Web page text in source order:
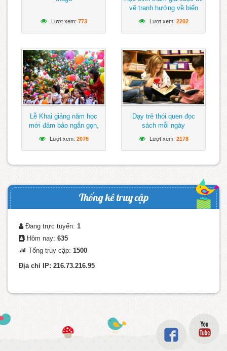
Lượt xem: 773
vẽ tranh hướng về biển
Lượt xem: 2202
Lễ Khai giảng năm học
mới đảm bảo ngắn gọn,
Lượt xem: 2076
Dạy trẻ thói quen đọc
sách mỗi ngày
Lượt xem: 2178
Thống kê truy cập
Đang trực tuyến: 1
Hôm nay: 635
Tổng truy cập: 1500
Địa chỉ IP: 216.73.216.95